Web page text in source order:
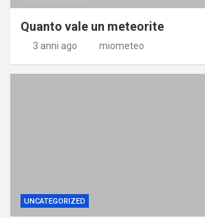
Quanto vale un meteorite
3 anni ago miometeo
UNCATEGORIZED